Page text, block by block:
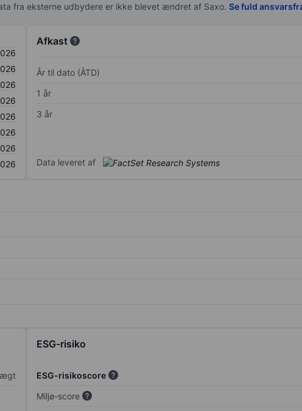
fra eksterne udbydere er ikke blevet ændret af Saxo. Se fuld
Afkast
År til dato (ÅTD)
1 år
3 år
Data leveret af
ESG-risiko
ESG-risikoscore
Miljø-score